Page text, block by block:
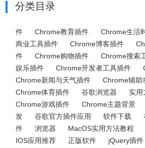
分类目录
件
Chrome教育插件 Chrome生活
商业工具插件
Chrome博客插件
件
Chrome购物插件 Chrome搜索
娱乐插件
Chrome开发者工具插件
Chrome新闻与天气插件
Chrome辅助
Chrome体育插件
谷歌浏览器
实用
Chrome游戏插件
Chrome主题背景
发
谷歌官方插件应用 软件下载
件
浏览器 MacOS实用方法教程
IOS应用推荐
正版软件 jQuery插件